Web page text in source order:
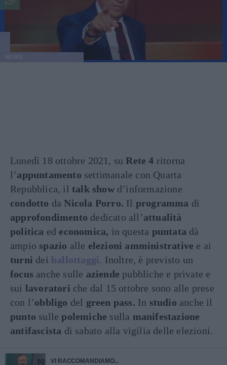
Lunedì 18 ottobre 2021, suRete 4 ritorna
l’appuntamento settimanale con Quarta
Repubblica, il talk showd’informazione
condotto daNicola Porro. Il programma di
approfondimento dedicato all’attualità
politica ed economica, in questa puntata dà
ampio spazio alle elezioni amministrative e ai
turni dei ballottaggi. Inoltre, è previsto un
focus anche sulle aziende pubbliche e private e
sui lavoratori che dal 15 ottobre sono alle prese
con l’obbligo del green pass. In studio anche il
punto sullepolemiche sulla manifestazione
antifascista di sabato alla vigilia delle elezioni.
VI RACCOMANDIAMO...